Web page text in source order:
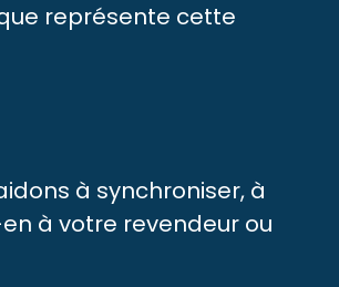
représente cette
à synchroniser, à
à votre revendeur ou